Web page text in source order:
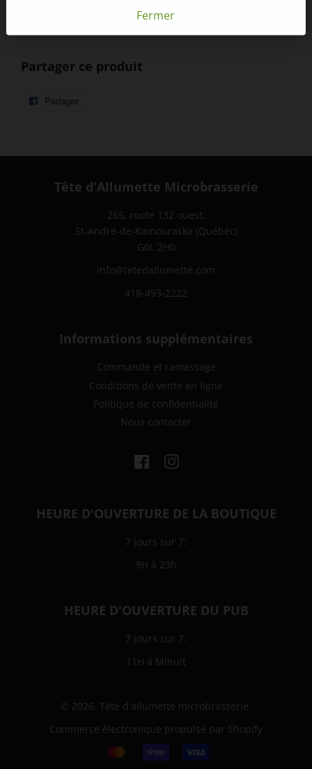
Partager ce produit
Partager
Tête d'Allumette Microbrasserie
265, route 132 ouest,
St-André-de-Kamouraska (Québec)
G0L 2H0
info@tetedallumette.com
418-493-2222
Informations supplémentaires
Commande et ramassage
Conditions de vente en ligne
Politique de confidentialité
Nous contacter
Facebook
HEURE D'OUVERTURE DE LA BOUTIQUE
7 jours sur 7:
9H à 23h
HEURE D'OUVERTURE DU PUB
7 jours sur 7:
11H à Minuit
© 2026, Tête d'allumette microbrasserie.
Commerce électronique propulsé par Shopify
Icônes
Fermer